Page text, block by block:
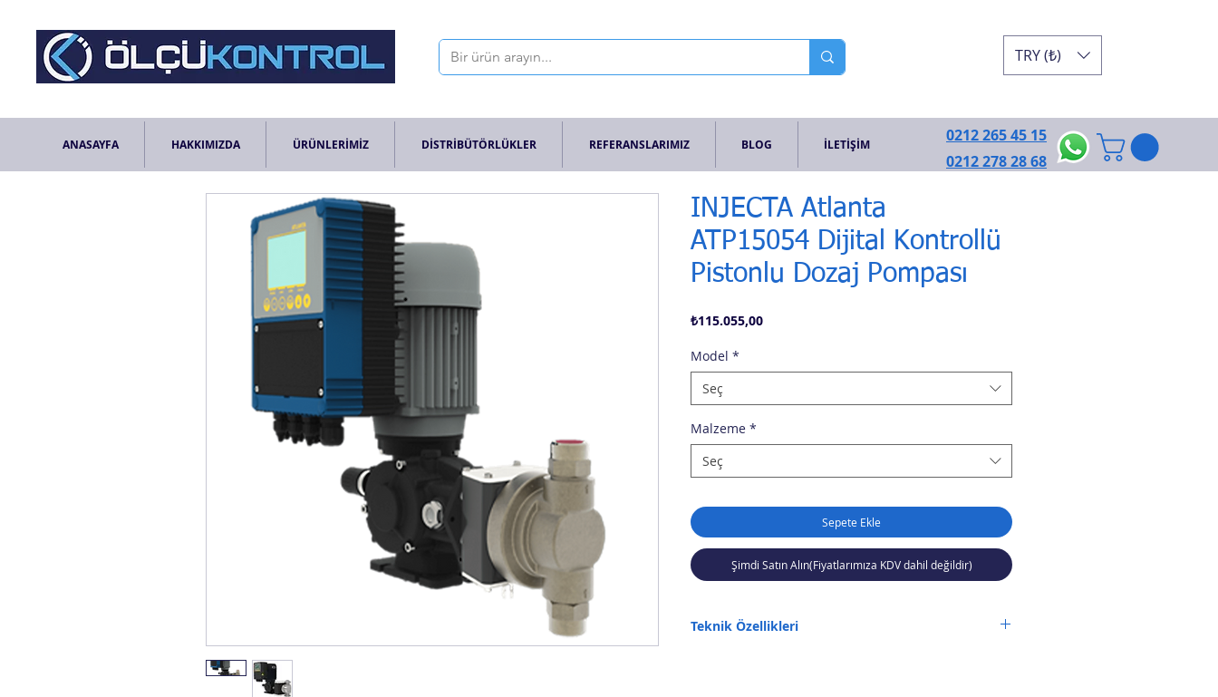
TRY (₺)
ANASAYFA HAKKIMIZDA ÜRÜNLERİMİZ DİSTRİBÜTÖRLÜKLER REFERANSLARIMIZ BLOG İLETİŞİM
0212 265 45 15
0212 278 28 68
INJECTA Atlanta
ATP15054 Dijital Kontrollü
Pistonlu Dozaj Pompası
₺115.055,00Fiyat
Model *
Seç
Malzeme *
Seç
Sepete Ekle
Şimdi Satın Alın(Fiyatlarımıza KDV dahil değildir)
Teknik Özellikleri